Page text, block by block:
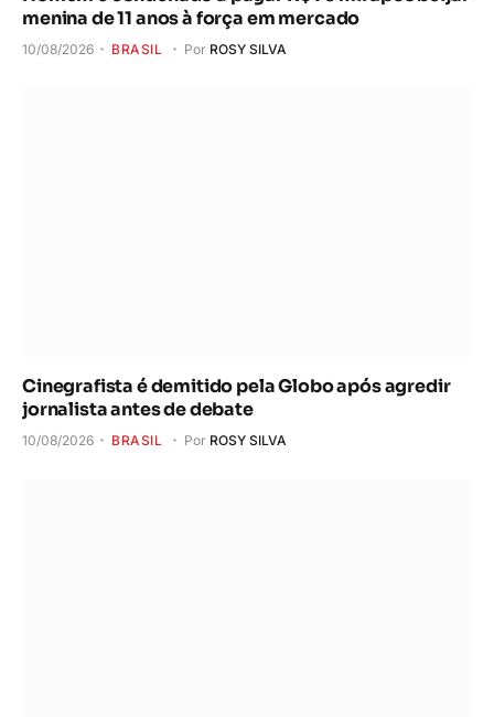
menina de 11 anos à força em mercado
10/08/2026 BRASIL Por ROSY SILVA
Cinegrafista é demitido pela Globo após agredir
jornalista antes de debate
10/08/2026 BRASIL Por ROSY SILVA